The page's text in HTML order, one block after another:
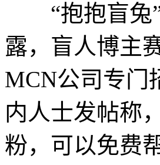
“抱抱盲兔”
露，盲人博主
MCN公司专门
内人士发帖称
粉，可以免费